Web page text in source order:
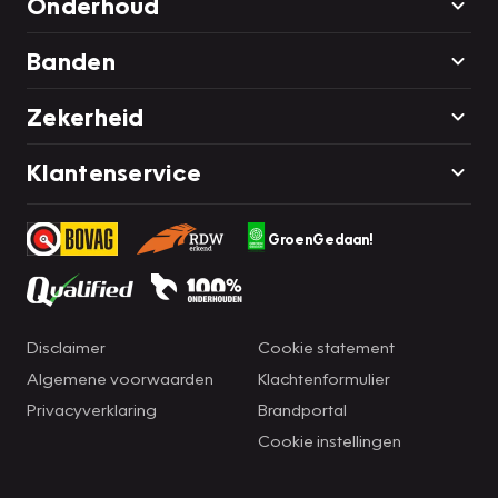
Banden
Zekerheid
Klantenservice
GroenGedaan!
Disclaimer
Algemene voorwaarden
Privacyverklaring
Cookie statement
Klachtenformulier
Brandportal
Cookie instellingen